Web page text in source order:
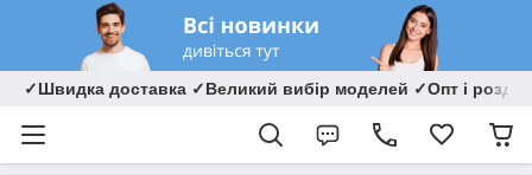
✓Швидка доставка ✓Великий вибір моделей ✓Опт і